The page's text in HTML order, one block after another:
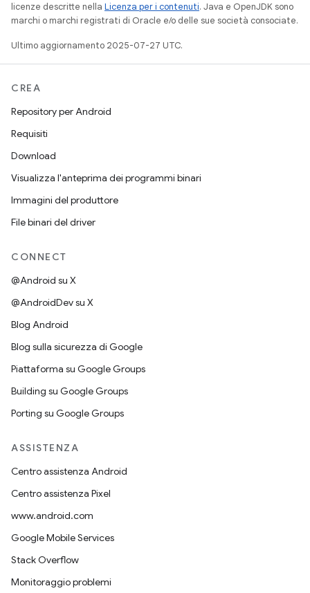
licenze descritte nella Licenza per i contenuti. Java e OpenJDK sono
marchi o marchi registrati di Oracle e/o delle sue società consociate.
Ultimo aggiornamento 2025-07-27 UTC.
CREA
Repository per Android
Requisiti
Download
Visualizza l'anteprima dei programmi binari
Immagini del produttore
File binari del driver
CONNECT
@Android su X
@AndroidDev su X
Blog Android
Blog sulla sicurezza di Google
Piattaforma su Google Groups
Building su Google Groups
Porting su Google Groups
ASSISTENZA
Centro assistenza Android
Centro assistenza Pixel
www.android.com
Google Mobile Services
Stack Overflow
Monitoraggio problemi